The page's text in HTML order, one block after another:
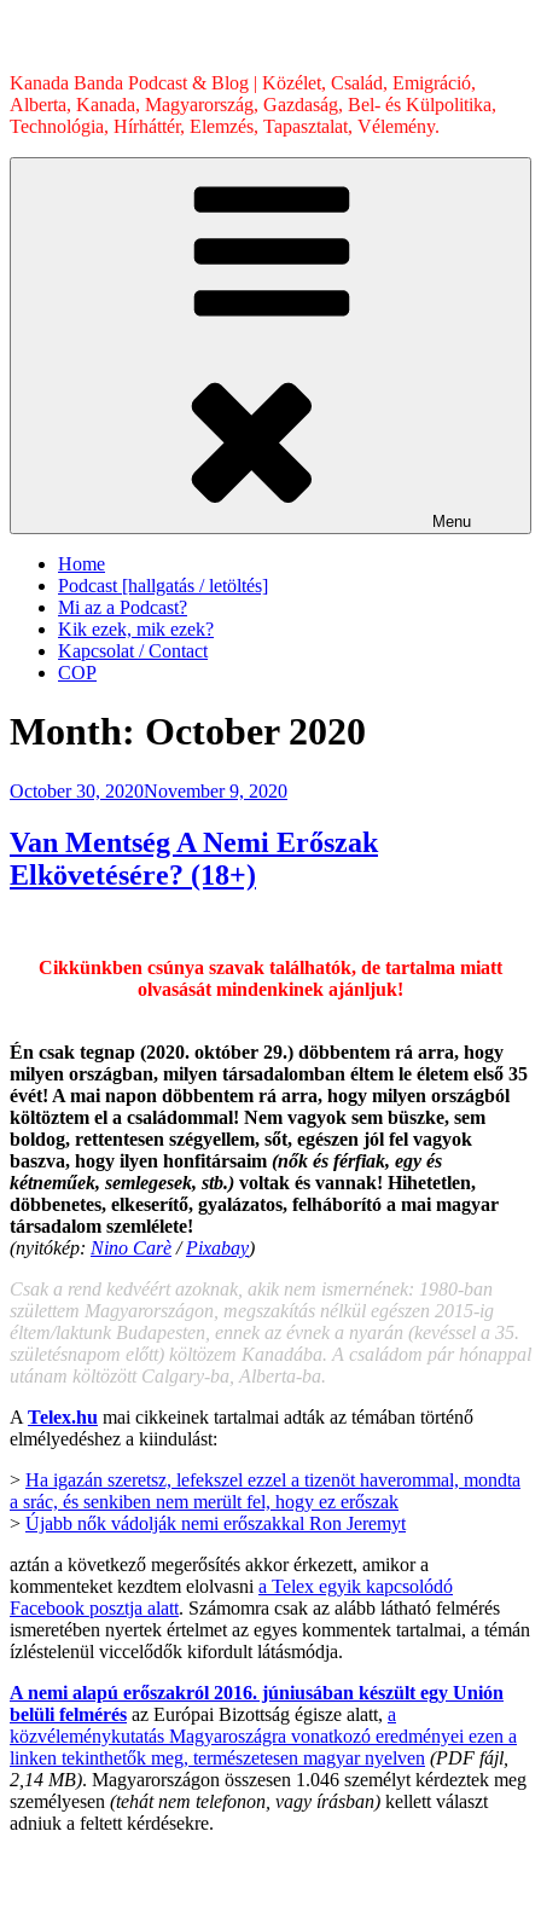
Kanada Banda Podcast & Blog | Közélet, Család, Emigráció,
Alberta, Kanada, Magyarország, Gazdaság, Bel- és Külpolitika,
Technológia, Hírháttér, Elemzés, Tapasztalat, Vélemény.
Menu
Home
Podcast [hallgatás / letöltés]
Mi az a Podcast?
Kik ezek, mik ezek?
Kapcsolat / Contact
COP
Month: October 2020
Posted
October 30, 2020November 9, 2020
Van Mentség A Nemi Erőszak
Elkövetésére? (18+)
Cikkünkben csúnya szavak találhatók, de tartalma miatt
olvasását mindenkinek ajánljuk!
Én csak tegnap (2020. október 29.) döbbentem rá arra, hogy
milyen országban, milyen társadalomban éltem le életem első 35
évét! A mai napon döbbentem rá arra, hogy milyen országból
költöztem el a családommal! Nem vagyok sem büszke, sem
boldog, rettentesen szégyellem, sőt, egészen jól fel vagyok
baszva, hogy ilyen honfitársaim (nők és férfiak, egy és
kétneműek, semlegesek, stb.) voltak és vannak! Hihetetlen,
döbbenetes, elkeserítő, gyalázatos, felháborító a mai magyar
társadalom szemlélete!
(nyitókép: Nino Carè /Pixabay)
Csak a rend kedvéért azoknak, akik nem ismernének: 1980-ban
születtem Magyarországon, megszakítás nélkül egészen 2015-ig
éltem/laktunk Budapesten, ennek az évnek a nyarán (kevéssel a 35.
születésnapom előtt) költözem Kanadába. A családom pár hónappal
utánam költözött Calgary-ba, Alberta-ba.
A Telex.hu mai cikkeinek tartalmai adták az témában történő
elmélyedéshez a kiindulást:
> Ha igazán szeretsz, lefekszel ezzel a tizenöt haverommal, mondta
a srác, és senkiben nem merült fel, hogy ez erőszak
> Újabb nők vádolják nemi erőszakkal Ron Jeremyt
aztán a következő megerősítés akkor érkezett, amikor a
kommenteket kezdtem elolvasni a Telex egyik kapcsolódó
Facebook posztja alatt. Számomra csak az alább látható felmérés
ismeretében nyertek értelmet az egyes kommentek tartalmai, a témán
ízléstelenül viccelődők kifordult látásmódja.
A nemi alapú erőszakról 2016. júniusában készült egy Unión
belüli felmérés az Európai Bizottság égisze alatt, a
közvéleménykutatás Magyaroszágra vonatkozó eredményei ezen a
linken tekinthetők meg, természetesen magyar nyelven (PDF fájl,
2,14 MB). Magyarországon összesen 1.046 személyt kérdeztek meg
személyesen (tehát nem telefonon, vagy írásban) kellett választ
adniuk a feltett kérdésekre.